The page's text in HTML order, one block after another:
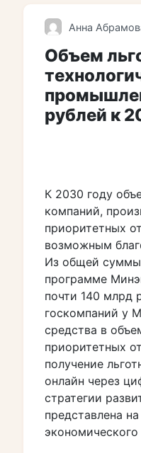
Анна
Объем
рублей к
К 2030 году
компаний,
приоритетных
возможным
Из общей суммы
программе
почти 140 млрд
госкомпаний у
средства в
приоритетных
получение
онлайн через
стратегии
представлена